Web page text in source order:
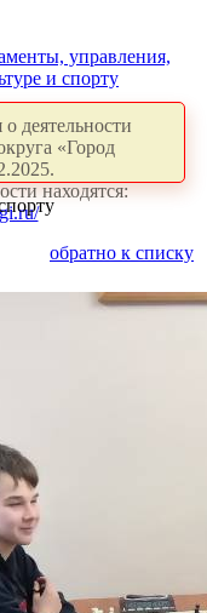
управления,
и спорту
деятельности
«Город
находятся:
обратно к списку